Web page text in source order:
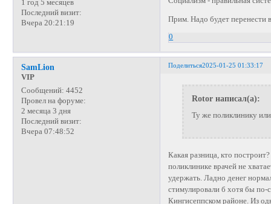
1 год 5 месяцев
Последний визит:
Вчера 20:21:19
Прим. Надо будет перенести
0
Поделиться2025-01-25 01:33:17
SamLion
VIP
Сообщений: 4452
Провел на форуме:
2 месяца 3 дня
Последний визит:
Вчера 07:48:52
Rotor написал(а):
Ту же поликлинику
Какая разница, кто
поликлинике врачей не
удержать. Ладно денег
стимулировали б хотя бы по-
Кингисеппском районе. Из